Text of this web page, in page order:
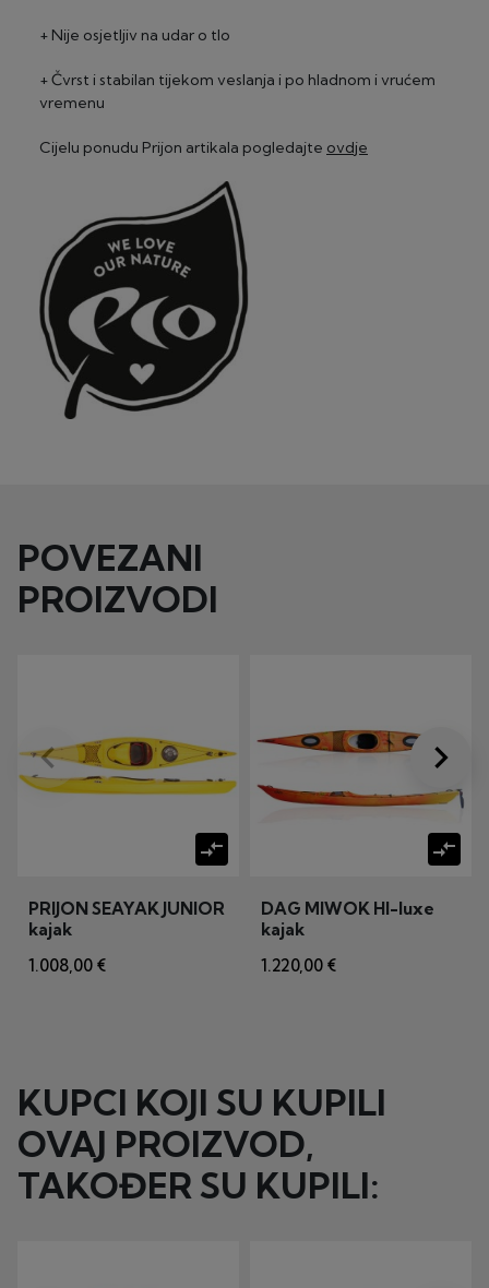
+ Nije osjetljiv na udar o tlo
+ Čvrst i stabilan tijekom veslanja i po hladnom i vrućem
vremenu
Cijelu ponudu Prijon artikala pogledajte ovdje
POVEZANI
PROIZVODI
compare_arrows
PRIJON SEAYAK JUNIOR
kajak
1.008,00 €
compare_arrows
DAG MIWOK HI-luxe
kajak
1.220,00 €
Prije
keyboard_arrow_left Dalje
keyboard_arrow_right
KUPCI KOJI SU KUPILI
OVAJ PROIZVOD,
TAKOĐER SU KUPILI: